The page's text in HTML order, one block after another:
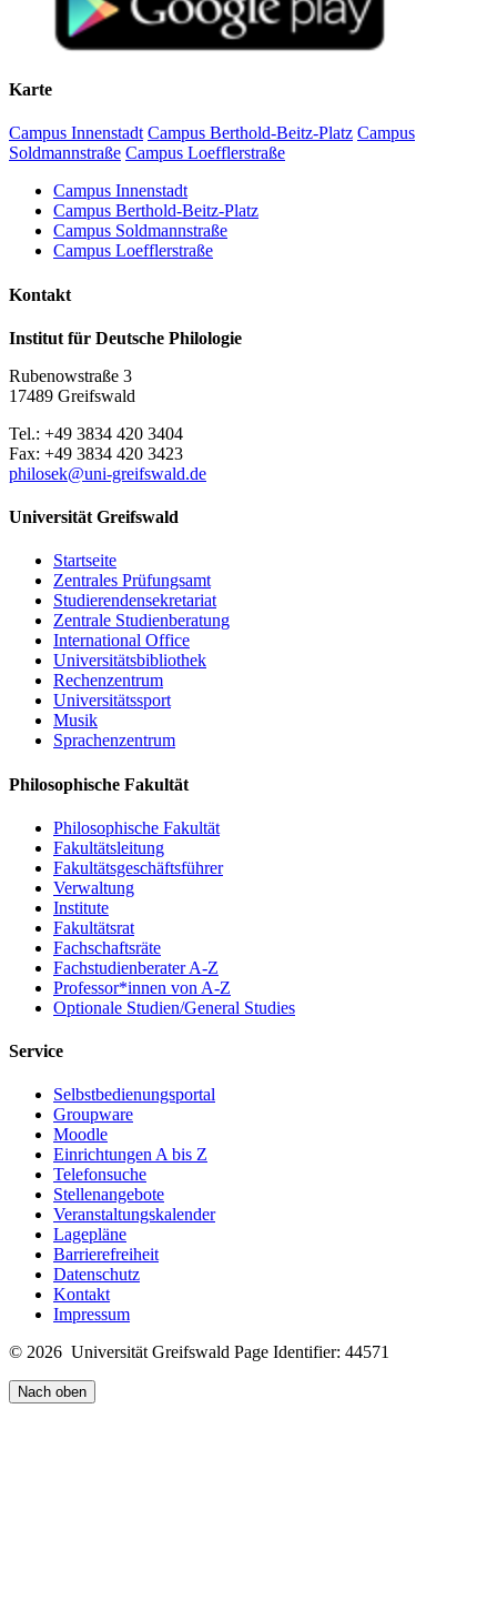
Begrüßung und Einführung
10.40–12.15 Uhr:
Matthias Vollmer (Greifswald): Zur pommerschen
Flurnamenforschung
Katharina Oelze / Friederike Burmann (Greifswald): Das
digitale vorpommersche Flurnamenbuch
Mittagspause
13.00–14.00 Uhr
Martin Lichtwark (Rostock): Digitale Deskribierung des
Initiative
historischen Amtes Eldena in den Akten der akademischen
Präfekturial– und Patronatsverwaltung im Greifswalder
Kaffeepause
Flurnamenforschung
Christoph Schmitt / Holger Meyer (Rostock): Perspektiven
und Potenziale eines digitalen Dienstes für Flurnamen aus
Mecklenburg, Vorpommern und dem nordwestlichen Polen
Resümee, Ausblick
Um Anmeldung per email bis 15. Mai 2017 wird gebeten:
Matthias Vollmer
Karte
Campus Innenstadt Campus Berthold-Beitz-Platz Campus
Soldmannstraße Campus Loefflerstraße
Campus Innenstadt
Campus Berthold-Beitz-Platz
Campus Soldmannstraße
Campus Loefflerstraße
Kontakt
Institut für Deutsche Philologie
Rubenowstraße 3
17489 Greifswald
Tel.: +49 3834 420 3404
Fax: +49 3834 420 3423
philosek@uni-greifswald.de
Universität Greifswald
Startseite
Zentrales Prüfungsamt
Studierendensekretariat
Zentrale Studienberatung
International Office
Universitätsbibliothek
Rechenzentrum
Universitätssport
Musik
Sprachenzentrum
Philosophische Fakultät
Philosophische Fakultät
Fakultätsleitung
Fakultätsgeschäftsführer
Verwaltung
Institute
Fakultätsrat
Fachschaftsräte
Fachstudienberater A-Z
Professor*innen von A-Z
Optionale Studien/General Studies
Service
Selbstbedienungsportal
Groupware
Moodle
Einrichtungen A bis Z
Telefonsuche
Stellenangebote
Veranstaltungskalender
Lagepläne
Barrierefreiheit
Datenschutz
Kontakt
Impressum
© 2026 Universität Greifswald Page Identifier: 44571
Nach oben